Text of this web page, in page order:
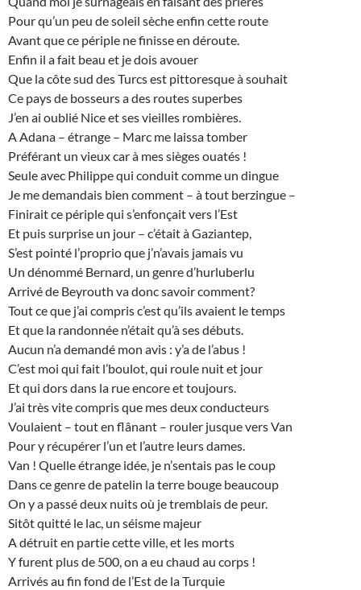
Pour qu’un peu de soleil sèche enfin cette route
Avant que ce périple ne finisse en déroute.
Enfin il a fait beau et je dois avouer
Que la côte sud des Turcs est pittoresque à souhait
Ce pays de bosseurs a des routes superbes
J’en ai oublié Nice et ses vieilles rombières.
A Adana – étrange – Marc me laissa tomber
Préférant un vieux car à mes sièges ouatés !
Seule avec Philippe qui conduit comme un dingue
Je me demandais bien comment – à tout berzingue –
Finirait ce périple qui s’enfonçait vers l’Est
Et puis surprise un jour – c’était à Gaziantep,
S’est pointé l’proprio que j’n’avais jamais vu
Un dénommé Bernard, un genre d’hurluberlu
Arrivé de Beyrouth va donc savoir comment?
Tout ce que j’ai compris c’est qu’ils avaient le temps
Et que la randonnée n’était qu’à ses débuts.
Aucun n’a demandé mon avis : y’a de l’abus !
C’est moi qui fait l’boulot, qui roule nuit et jour
Et qui dors dans la rue encore et toujours.
J’ai très vite compris que mes deux conducteurs
Voulaient – tout en flânant – rouler jusque vers Van
Pour y récupérer l’un et l’autre leurs dames.
Van ! Quelle étrange idée, je n’sentais pas le coup
Dans ce genre de patelin la terre bouge beaucoup
On y a passé deux nuits où je tremblais de peur.
Sitôt quitté le lac, un séisme majeur
A détruit en partie cette ville, et les morts
Y furent plus de 500, on a eu chaud au corps !
Arrivés au fin fond de l’Est de la Turquie